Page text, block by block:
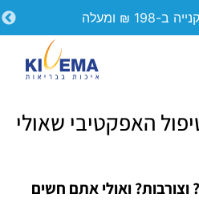
₪ ומעלה
האפקטיבי שאולי
וצורבות? ואולי אתם חשים